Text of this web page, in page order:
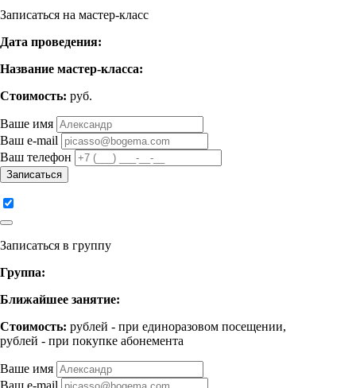
Записаться на мастер-класс
Дата проведения:
Название мастер-класса:
Стоимость: руб.
Ваше имя
Ваш e-mail
Ваш телефон
Записаться
Записаться в группу
Группа:
Ближайшее занятие:
Стоимость: рублей - при единоразовом посещении,
рублей - при покупке абонемента
Ваше имя
Ваш e-mail